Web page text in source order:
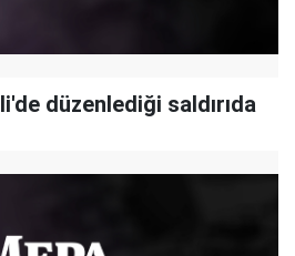
düzenlediği saldırıda